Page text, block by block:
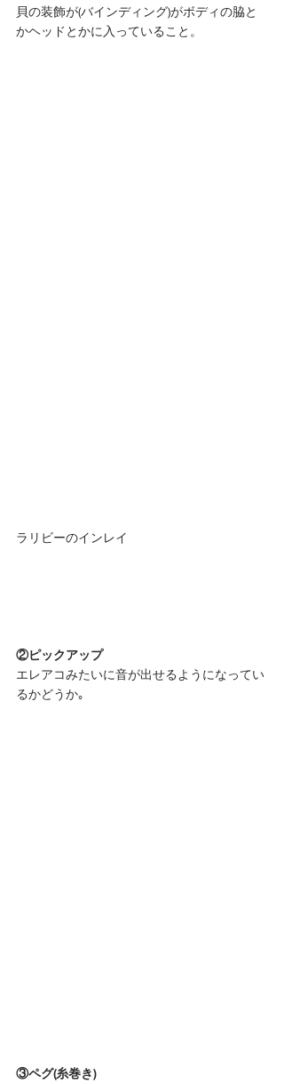
貝の装飾が(バインディング)がボディの脇と
かヘッドとかに入っていること。
ラリビーのインレイ
②ピックアップ
エレアコみたいに音が出せるようになってい
るかどうか｡
③ペグ(糸巻き)